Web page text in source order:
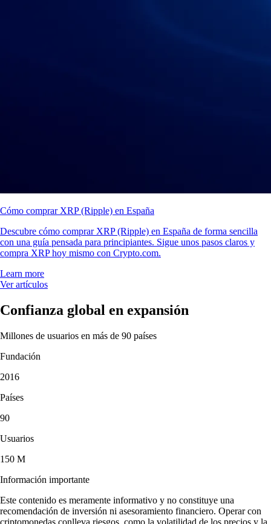
Cómo comprar XRP (Ripple) en España
Descubre cómo comprar XRP (Ripple) en España de forma sencilla
con una guía pensada para principiantes. Sigue unos pasos claros y
compra XRP hoy mismo con Crypto.com.
Learn more
Ver artículos
Confianza global en expansión
Millones de usuarios en más de 90 países
Fundación
2016
Países
90
Usuarios
150 M
Información importante
Este contenido es meramente informativo y no constituye una
recomendación de inversión ni asesoramiento financiero. Operar con
criptomonedas conlleva riesgos, como la volatilidad de los precios y la